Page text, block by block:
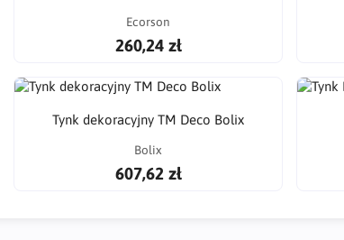
Ecorson
260,24 zł
Tynk dekoracyjny TM Deco Bolix
Bolix
607,62 zł